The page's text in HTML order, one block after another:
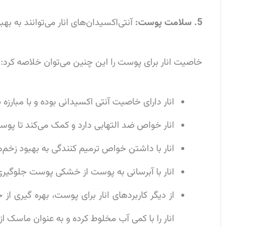
5. سلامت پوست: آنتی‌اکسیدان‌های انار می‌توانند
خاصیت انار برای پوست را این چنین می‌توان خلاصه کرد:
انار دارای خاصیت آنتی اکسیدانی بوده و با
انار خواص ضد التهابی دارد و کمک می‌کند تا
انار با داشتن خواص ترمیم کنندگی به بهبود
انار با آبرسانی به پوست از خشکی پوست
از دیگر کاربردهای انار برای پوست، بهره‌
انار را با کمی آب مخلوط کرده و به عنوان ماسک